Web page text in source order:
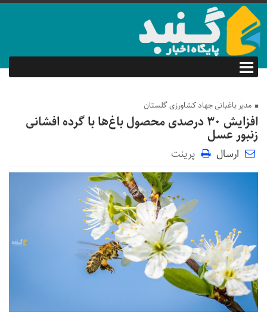
مدیر باغبانی جهاد کشاورزی گلستان
افزایش ۳۰ درصدی محصول باغ‌ها با گرده افشانی
زنبور عسل
ارسال پرینت